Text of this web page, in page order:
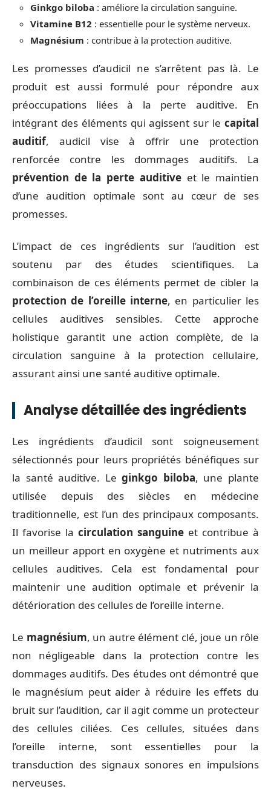
Ginkgo biloba : améliore la circulation sanguine.
Vitamine B12 : essentielle pour le système nerveux.
Magnésium : contribue à la protection auditive.
Les promesses d’audicil ne s’arrêtent pas là. Le
produit est aussi formulé pour répondre aux
préoccupations liées à la perte auditive. En
intégrant des éléments qui agissent sur le capital
auditif, audicil vise à offrir une protection
renforcée contre les dommages auditifs. La
prévention de la perte auditiveet le maintien
d’une audition optimale sont au cœur de ses
promesses.
L’impact de ces ingrédients sur l’audition est
soutenu par des études scientifiques. La
combinaison de ces éléments permet de cibler la
protection de l’oreille interne, en particulier les
cellules auditives sensibles. Cette approche
holistique garantit une action complète, de la
circulation sanguine à la protection cellulaire,
assurant ainsi une santé auditive optimale.
Analyse détaillée des ingrédients
Les ingrédients d’audicil sont soigneusement
sélectionnés pour leurs propriétés bénéfiques sur
la santé auditive. Leginkgo biloba, une plante
utilisée depuis des siècles en médecine
traditionnelle, est l’un des principaux composants.
Il favorise la circulation sanguine et contribue à
un meilleur apport en oxygène et nutriments aux
cellules auditives. Cela est fondamental pour
maintenir une audition optimale et prévenir la
détérioration des cellules de l’oreille interne.
Le magnésium, un autre élément clé, joue un rôle
non négligeable dans la protection contre les
dommages auditifs. Des études ont démontré que
le magnésium peut aider à réduire les effets du
bruit sur l’audition, car il agit comme un protecteur
des cellules ciliées. Ces cellules, situées dans
l’oreille interne, sont essentielles pour la
transduction des signaux sonores en impulsions
nerveuses.